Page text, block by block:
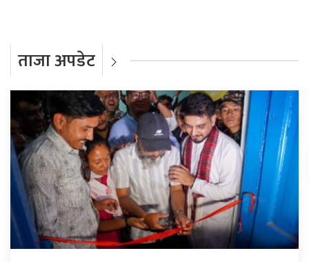
ताजा अपडेट